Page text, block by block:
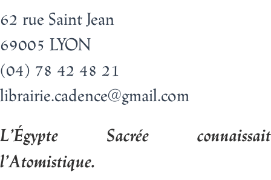
62 rue Saint Jean
69005 LYON
(04) 78 42 48 21
librairie.cadence@gmail.com
L’Égypte Sacrée connaissait
l’Atomistique.